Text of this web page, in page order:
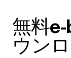
無料
ウン